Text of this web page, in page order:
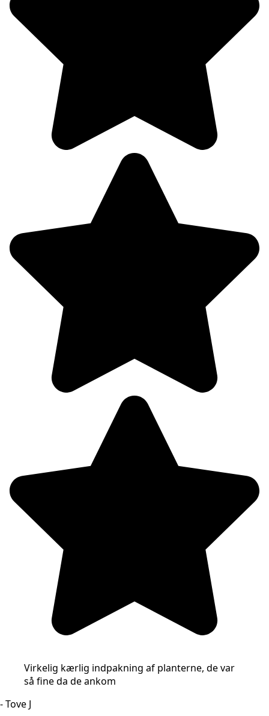
Virkelig kærlig indpakning af planterne, de var
så fine da de ankom
- Tove J